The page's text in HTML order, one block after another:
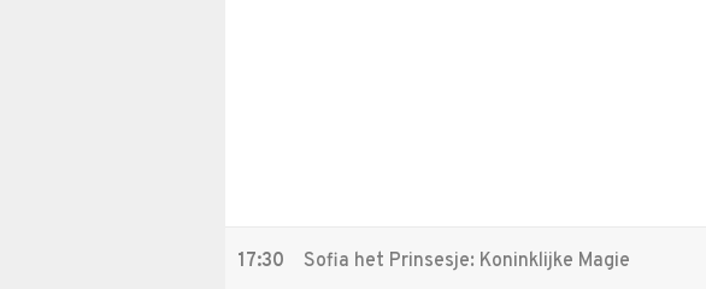
17:30 Sofia het Prinsesje: Koninklijke Magie